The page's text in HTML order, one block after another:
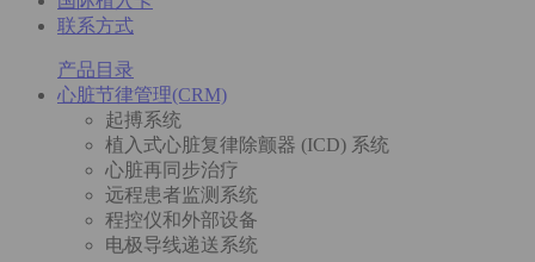
联系方式
产品目录
心脏节律管理(CRM)
起搏系统
植入式心脏复律除颤器 (ICD) 系统
心脏再同步治疗
远程患者监测系统
程控仪和外部设备
电极导线递送系统